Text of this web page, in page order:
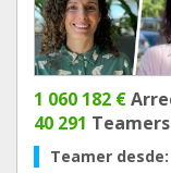
1 060 182 €
40 291 Teamers
Teamer desde: